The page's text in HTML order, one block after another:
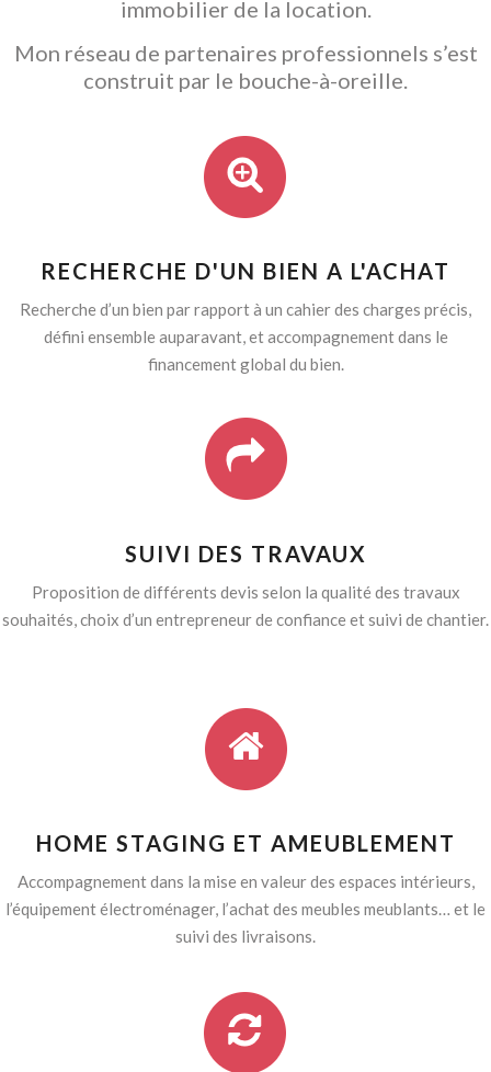
immobilier de la location.
Mon réseau de partenaires professionnels s’est
construit par le bouche-à-oreille.
RECHERCHE D'UN BIEN A L'ACHAT
Recherche d’un bien par rapport à un cahier des charges précis,
défini ensemble auparavant, et accompagnement dans le
financement global du bien.
SUIVI DES TRAVAUX
Proposition de différents devis selon la qualité des travaux
souhaités, choix d’un entrepreneur de confiance et suivi de chantier.
HOME STAGING ET AMEUBLEMENT
Accompagnement dans la mise en valeur des espaces intérieurs,
l’équipement électroménager, l’achat des meubles meublants… et le
suivi des livraisons.